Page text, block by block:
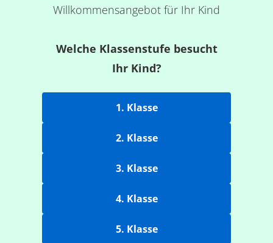
Willkommensangebot für Ihr Kind
Welche Klassenstufe besucht
Ihr Kind?
1. Klasse
2. Klasse
3. Klasse
4. Klasse
5. Klasse